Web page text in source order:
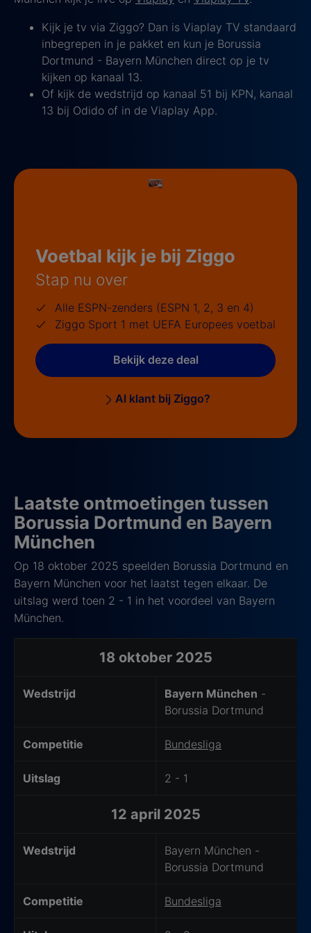
Kijk je tv via Ziggo? Dan is Viaplay TV standaard
inbegrepen in je pakket en kun je Borussia
Dortmund - Bayern München direct op je tv
kijken op kanaal 13.
Of kijk de wedstrijd op kanaal 51 bij KPN, kanaal
13 bij Odido of in de Viaplay App.
Voetbal kijk je bij Ziggo
Stap nu over
Alle ESPN-zenders (ESPN 1, 2, 3 en 4)
Ziggo Sport 1 met UEFA Europees voetbal
Bekijk deze deal
Al klant bij Ziggo?
Laatste ontmoetingen tussen
Borussia Dortmund en Bayern
München
Op 18 oktober 2025 speelden Borussia Dortmund en
Bayern München voor het laatst tegen elkaar. De
uitslag werd toen 2 - 1 in het voordeel van Bayern
München.
18 oktober 2025
Wedstrijd Bayern München -
Borussia Dortmund
Competitie Bundesliga
Uitslag 2 - 1
12 april 2025
Wedstrijd
Bayern München -
Borussia Dortmund
Competitie Bundesliga